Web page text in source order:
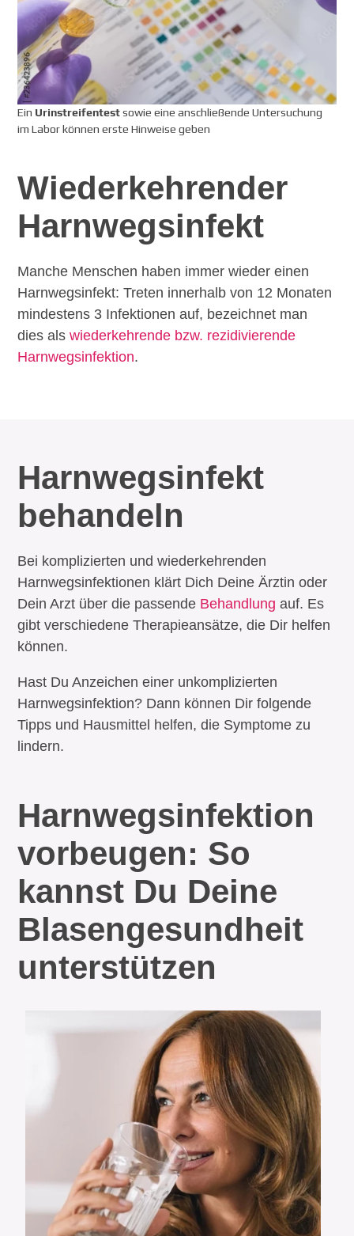
Ein Urinstreifentestsowie eine anschließende Untersuchung
im Labor können erste Hinweise geben
Wieder­kehrender
Harnwegs­infekt
Manche Menschen haben immer wieder einen
Harnwegsinfekt: Treten innerhalb von 12 Monaten
mindestens 3 Infektionen auf, bezeichnet man
dies alswiederkehrende bzw. rezidivierende
Harnwegsinfektion.
Harnwegs­infekt
behandeln
Bei komplizierten und wiederkehrenden
Harnwegsinfektionen klärt Dich Deine Ärztin oder
Dein Arzt über die passende Behandlung auf. Es
gibt verschiedene Therapieansätze, die Dir helfen
können.
Hast Du Anzeichen einer unkomplizierten
Harnwegsinfektion? Dann können Dir folgende
Tipps und Hausmittel helfen, die Symptome zu
lindern.
Harnwegs­infektion
vorbeugen: So
kannst Du Deine
Blasen­ge­sundheit
unterstützen